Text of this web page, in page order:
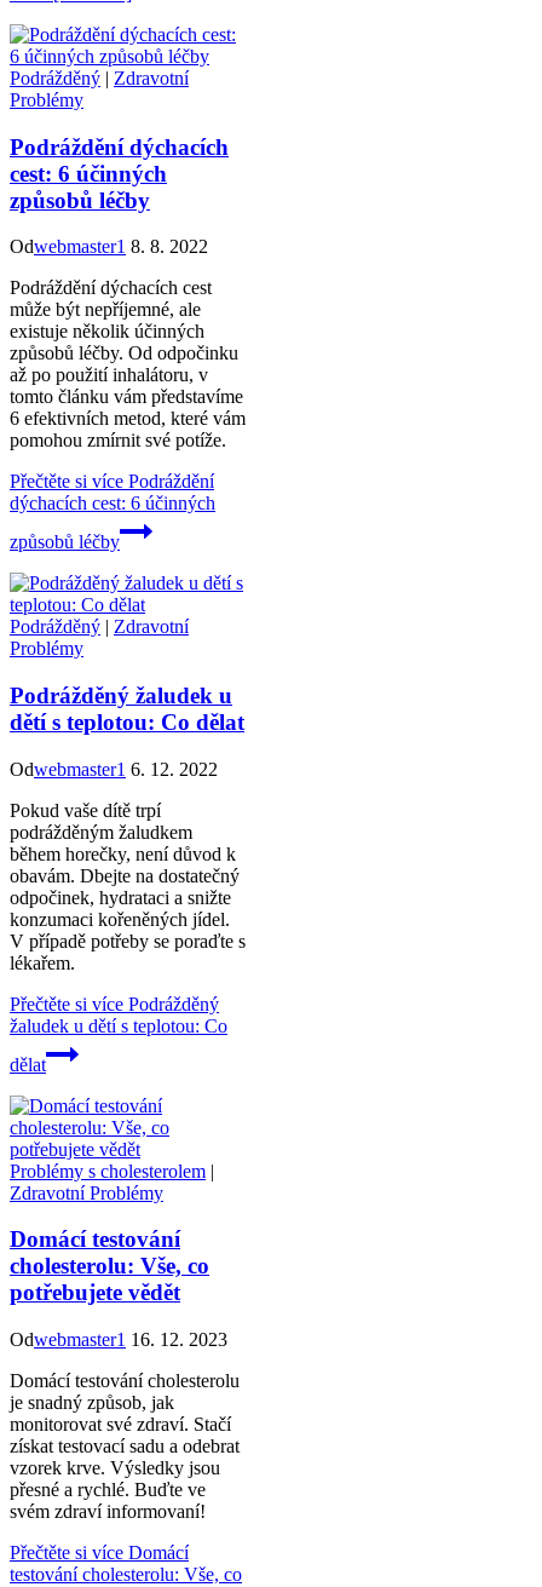
Podrážděný | Zdravotní
Problémy
Podráždění dýchacích
cest: 6 účinných
způsobů léčby
Odwebmaster1 8. 8. 2022
Podráždění dýchacích cest
může být nepříjemné, ale
existuje několik účinných
způsobů léčby. Od odpočinku
až po použití inhalátoru, v
tomto článku vám představíme
6 efektivních metod, které vám
pomohou zmírnit své potíže.
Přečtěte si více Podráždění
dýchacích cest: 6 účinných
způsobů léčby
Podrážděný | Zdravotní
Problémy
Podrážděný žaludek u
dětí s teplotou: Co dělat
Odwebmaster1 6. 12. 2022
Pokud vaše dítě trpí
podrážděným žaludkem
během horečky, není důvod k
obavám. Dbejte na dostatečný
odpočinek, hydrataci a snižte
konzumaci kořeněných jídel.
V případě potřeby se poraďte s
lékařem.
Přečtěte si více Podrážděný
žaludek u dětí s teplotou: Co
dělat
Problémy s cholesterolem |
Zdravotní Problémy
Domácí testování
cholesterolu: Vše, co
potřebujete vědět
Odwebmaster1 16. 12. 2023
Domácí testování cholesterolu
je snadný způsob, jak
monitorovat své zdraví. Stačí
získat testovací sadu a odebrat
vzorek krve. Výsledky jsou
přesné a rychlé. Buďte ve
svém zdraví informovaní!
Přečtěte si více Domácí
testování cholesterolu: Vše, co